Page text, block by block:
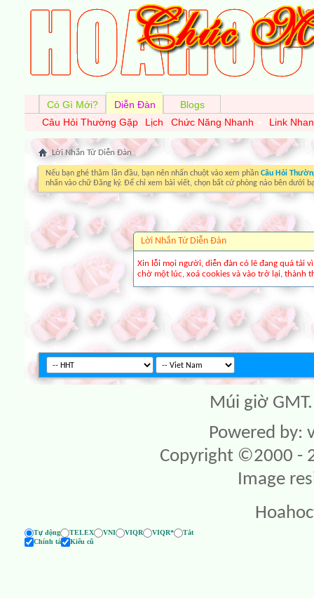
Có Gì Mới?
Diễn Đàn
Câu Hỏi Thường Gặp
Lịch Chức Năng Nhanh Link
Blogs
Lời Nhắn Từ Diễn Ðàn
Nếu bạn ghé thăm lần đầu, bạn nên nhấn chuột vào xem phần Câu Hỏi
nhấn vào chữ Đăng ký. Để chỉ xem bài viết, chọn bất cứ phòng nào bên dưới
Lời Nhắn Từ Diễn Ðàn
Xin lỗi mọi người, diễn đàn có lẽ đang quá tải
chờ một lúc, xoá cookies và vào trở lại, thành
Múi giờ
Powered by:
Copyright ©2000 -
Image
Tự động TELEX VNI VIQR VIQR*
Tắt
Chính tả
Kiểu cũ